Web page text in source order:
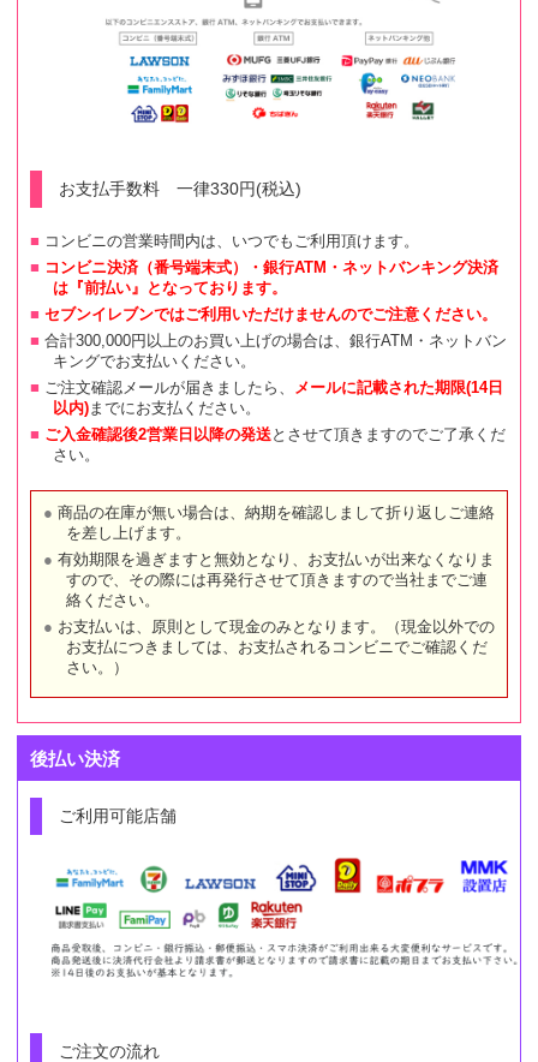
お支払手数料 一律330円(税込)
コンビニの営業時間内は、いつでもご利用頂けます。
コンビニ決済（番号端末式）・銀行ATM・ネットバンキング決済
は『前払い』となっております。
セブンイレブンではご利用いただけませんのでご注意ください。
合計300,000円以上のお買い上げの場合は、銀行ATM・ネットバン
キングでお支払いください。
ご注文確認メールが届きましたら、 メールに記載された期限(14日
以内)までにお支払ください。
ご入金確認後2営業日以降の発送とさせて頂きますのでご了承くだ
さい。
商品の在庫が無い場合は、納期を確認しまして折り返しご連絡
を差し上げます。
有効期限を過ぎますと無効となり、お支払いが出来なくなりま
すので、その際には再発行させて頂きますので当社までご連
絡ください。
お支払いは、原則として現金のみとなります。（現金以外での
お支払につきましては、お支払されるコンビニでご確認くだ
さい。）
後払い決済
ご利用可能店舗
ご注文の流れ